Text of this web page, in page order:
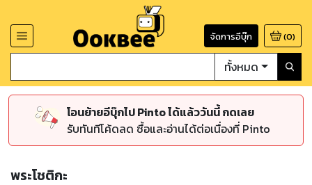
จัดการอีบุ๊ก (0)
ทั้งหมด
โอนย้ายอีบุ๊กไป Pinto ได้แล้ววันนี้ กดเลย
รับทันทีโค้ดลด ซื้อและอ่านได้ต่อเนื่องที่ Pinto
พระโชติกะ